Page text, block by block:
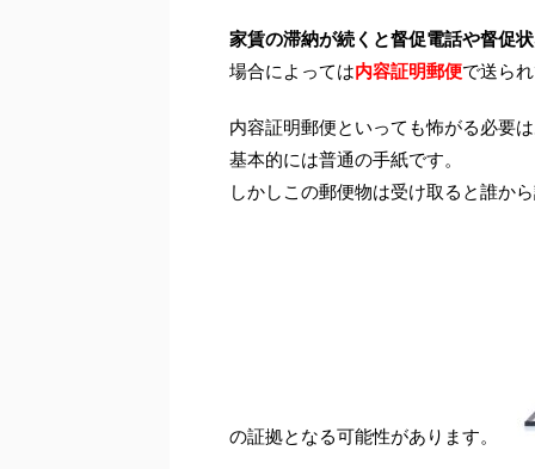
家賃の滞納が続くと督促電話や督促
場合によっては内容証明郵便で送ら
内容証明郵便といっても怖がる必要
基本的には普通の手紙です。
しかしこの郵便物は受け取ると誰か
の証拠となる可能性があります。